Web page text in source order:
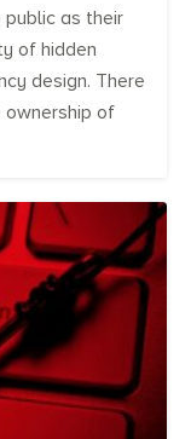
as their
of hidden
design. There
of